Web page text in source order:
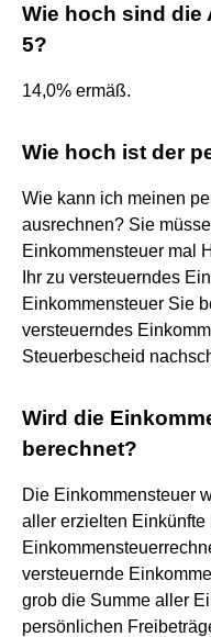
Wie hoch sind die
5?
14,0% ermäß.
Wie hoch ist der
Wie kann ich meinen
ausrechnen? Sie
Einkommensteuer mal
Ihr zu versteuerndes
Einkommensteuer Sie
versteuerndes
Steuerbescheid
Wird die
berechnet?
Die Einkommensteuer
aller erzielten Einkünfte
versteuernde
grob die Summe aller
persönlichen